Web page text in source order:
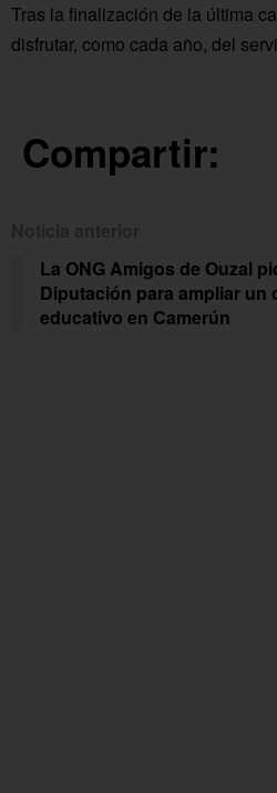
Tras la finalización de la última
disfrutar, como cada año, del
Compartir:
La ONG Amigos de Ouzal
Diputación para ampliar un
educativo en Camerún